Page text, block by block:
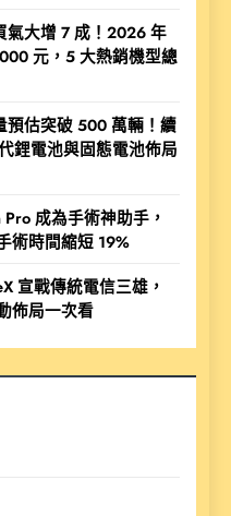
氣大增 7 成！2026 年
元，5 大熱銷機型總
預估突破 500 萬輛！續
鋰電池與固態電池佈局
成為手術神助手，
術時間縮短 19%
宣戰傳統電信三雄，
佈局一次看